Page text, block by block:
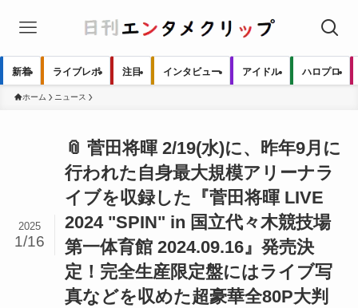
新着 ライブレポ 注目 インタビュー アイドル ハロプロ
ホーム ニュース
📎 菅田将暉 2/19(水)に、昨年9月に
行われた自身最大規模アリーナラ
イブを収録した『菅田将暉 LIVE
2024 "SPIN" in 国立代々木競技場
第一体育館 2024.09.16』発売決
定！完全生産限定盤にはライブ写
真などを収めた超豪華全80P大判
2025
1/16